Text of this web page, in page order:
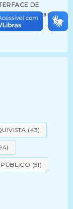
DE
barreiras
(43)
(51)